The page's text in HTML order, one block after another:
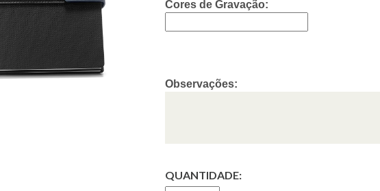
Cores de Gravação:
Observações:
QUANTIDADE: